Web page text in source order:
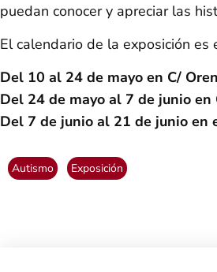
puedan conocer y apreciar las
El calendario de la exposición es
Del 10 al 24 de mayo en C/
Del 24 de mayo al 7 de junio en
Del 7 de junio al 21 de junio en
Autismo Exposición